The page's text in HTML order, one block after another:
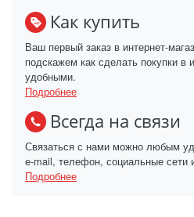
Как купить
Ваш первый заказ в интернет-
подскажем как сделать покупки в
удобными.
Подробнее
Всегда на связи
Связаться с нами можно любым
e-mail, телефон, социальные сети
Подробнее